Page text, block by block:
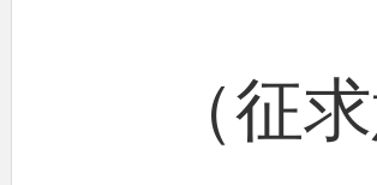
（征